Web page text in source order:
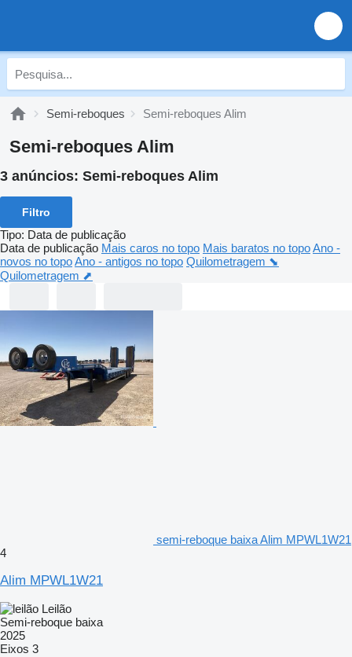
Semi-reboques Semi-reboques Alim
Semi-reboques Alim
3 anúncios: Semi-reboques Alim
Filtro
Tipo: Data de publicação
Data de publicação Mais caros no topo Mais baratos no topoAno -
novos no topoAno - antigos no topo Quilometragem ⬊
Quilometragem ⬈
semi-reboque baixa Alim MPWL1W21
4
Alim MPWL1W21
Leilão
Semi-reboque baixa
2025
Eixos 3